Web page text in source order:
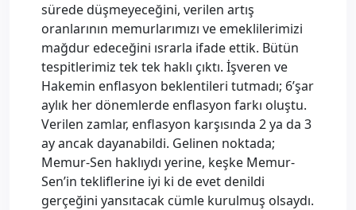
sürede düşmeyeceğini, verilen artış
oranlarının memurlarımızı ve emeklilerimizi
mağdur edeceğini ısrarla ifade ettik. Bütün
tespitlerimiz tek tek haklı çıktı. İşveren ve
Hakemin enflasyon beklentileri tutmadı; 6’şar
aylık her dönemlerde enflasyon farkı oluştu.
Verilen zamlar, enflasyon karşısında 2 ya da 3
ay ancak dayanabildi. Gelinen noktada;
Memur-Sen haklıydı yerine, keşke Memur-
Sen’in tekliflerine iyi ki de evet denildi
gerçeğini yansıtacak cümle kurulmuş olsaydı.